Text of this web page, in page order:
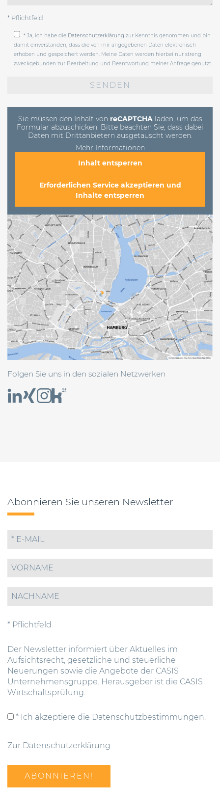
* Pflichtfeld
* Ja, ich habe die Datenschutzerklärung zur Kenntnis genommen und bin
damit einverstanden, dass die von mir angegebenen Daten elektronisch
erhoben und gespeichert werden. Meine Daten werden hierbei nur streng
zweckgebunden zur Bearbeitung und Beantwortung meiner Anfrage genutzt.
Sie müssen den Inhalt von reCAPTCHAladen, um das
Formular abzuschicken. Bitte beachten Sie, dass dabei
Daten mit Drittanbietern ausgetauscht werden.
Mehr Informationen
Inhalt entsperren
Erforderlichen Service akzeptieren und
Inhalte entsperren
Folgen Sie uns in den sozialen Netzwerken
Abonnieren Sie unseren Newsletter
* Pflichtfeld
Der Newsletter informiert über Aktuelles im
Aufsichtsrecht, gesetzliche und steuerliche
Neuerungen sowie die Angebote der CASIS
Unternehmensgruppe. Herausgeber ist die CASIS
Wirtschaftsprüfung.
* Ich akzeptiere die Datenschutzbestimmungen.
Zur Datenschutzerklärung